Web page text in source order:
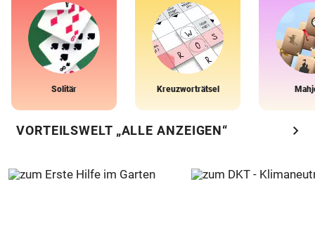
Solitär Kreuzworträtsel
VORTEILSWELT „ALLE ANZEIGEN“ chevron_right